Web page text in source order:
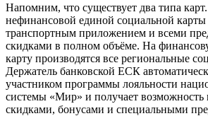
Напомним, что существует два типа
нефинансовой единой социальной карты
транспортным приложением и всеми
скидками в полном объёме. На
карту производятся все региональные
Держатель банковской ЕСК
участником программы лояльности
системы «Мир» и получает возможность
скидками, бонусами и специальными